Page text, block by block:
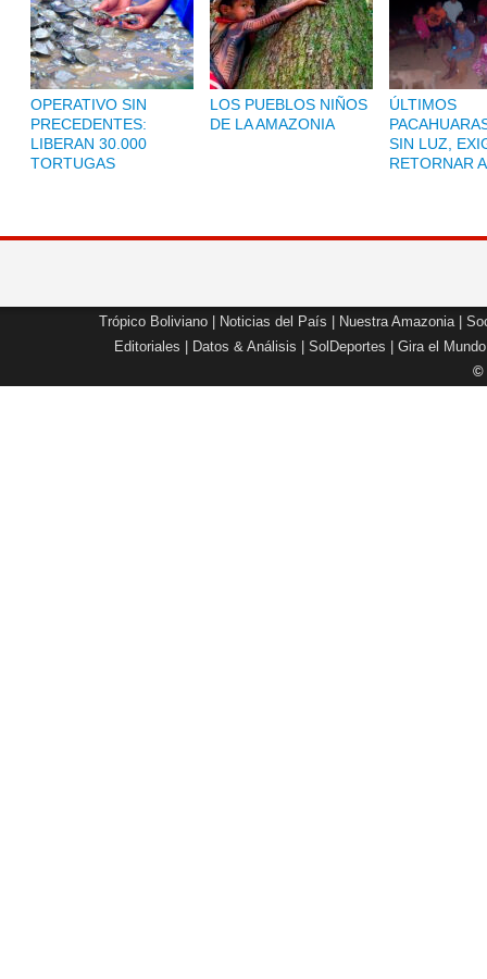
OPERATIVO SIN
PRECEDENTES:
LIBERAN 30.000
TORTUGAS
LOS PUEBLOS NIÑOS
DE LA AMAZONIA
ÚLTIMOS
SIN LUZ,
RETORNAR
Trópico Boliviano Noticias del País Nuestra Amazonia|
Editoriales
Datos & Análisis SolDeportes Gira el Mundo
©